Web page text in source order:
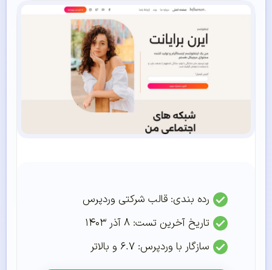
رده بندی: قالب شرکتی وردپرس
تاریخ آخرین تست: ۸ آذر ۱۴۰۳
سازگار با وردپرس: ۶.۷ و بالاتر